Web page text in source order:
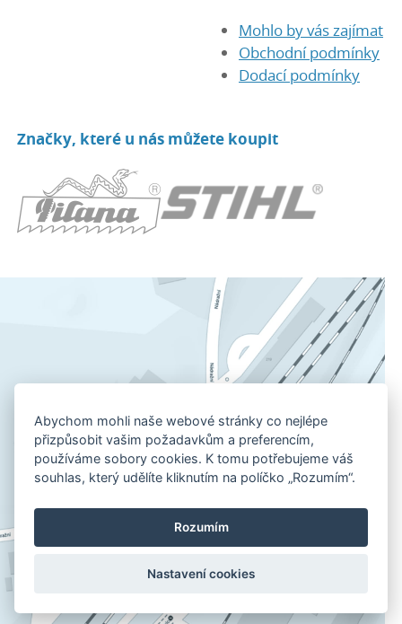
Abychom mohli naše webové stránky co nejlépe
přizpůsobit vašim požadavkům a preferencím,
používáme sobory cookies. K tomu potřebujeme váš
souhlas, který udělíte kliknutím na políčko „Rozumím“.
Rozumím
Nastavení cookies
Mohlo by vás zajímat
Obchodní podmínky
Dodací podmínky
Značky, které u nás můžete koupit